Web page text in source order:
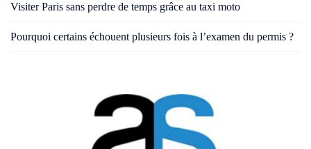
Visiter Paris sans perdre de temps grâce au taxi moto
Pourquoi certains échouent plusieurs fois à l’examen du permis ?